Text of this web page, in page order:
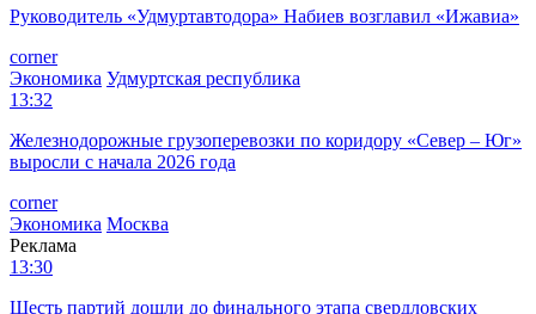
Руководитель «Удмуртавтодора» Набиев возглавил «Ижавиа»
corner
Экономика Удмуртская республика
13:32
Железнодорожные грузоперевозки по коридору «Север – Юг»
выросли с начала 2026 года
corner
Экономика Москва
Реклама
13:30
Шесть партий дошли до финального этапа свердловских